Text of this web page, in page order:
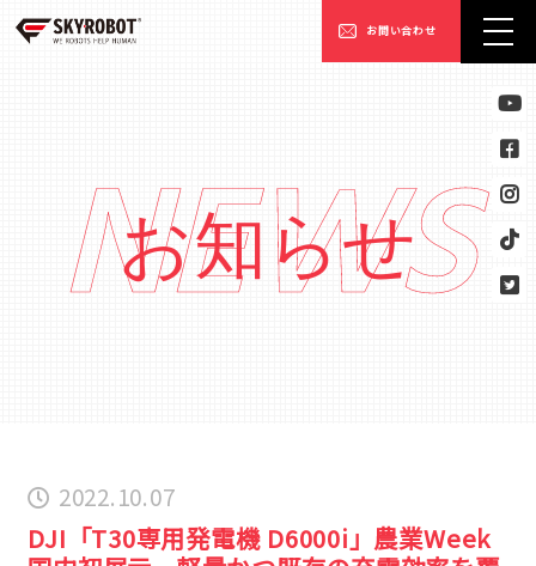
お問い合わせ
NEWS
お知らせ
2022.10.07
DJI「T30専用発電機 D6000i」農業Week